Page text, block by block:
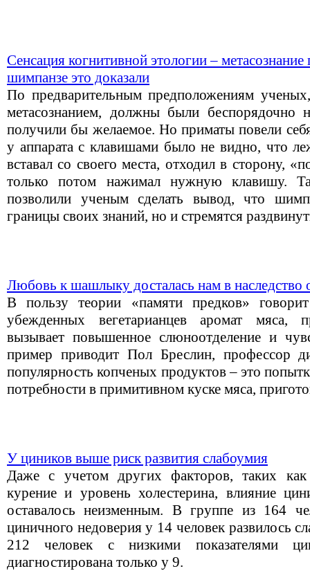
Сенсация когнитивной этологии –
шимпанзе это доказали
По предварительным предположениям
метасознанием, должны были беспорядочно
получили бы желаемое. Но приматы повели
у аппарата с клавишами было не видно, что
вставал со своего места, отходил в сторону,
только потом нажимал нужную клавишу.
позволили ученым сделать вывод, что
границы своих знаний, но и стремятся
Любовь к шашлыку досталась нам в наследство
В пользу теории «памяти предков»
убежденных вегетарианцев аромат мяса,
вызывает повышенное слюноотделение и
пример приводит Пол Бреслин, профессор
популярность копченых продуктов – это
потребности в примитивном куске мяса,
У циников выше риск развития слабоумия
Даже с учетом других факторов, таких как
курение и уровень холестерина, влияние
оставалось неизменным. В группе из 164
циничного недоверия у 14 человек развилось
212 человек с низкими показателями
диагностирована только у 9.